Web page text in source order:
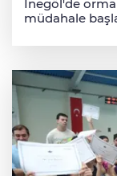
İnegöl'de
müdahale